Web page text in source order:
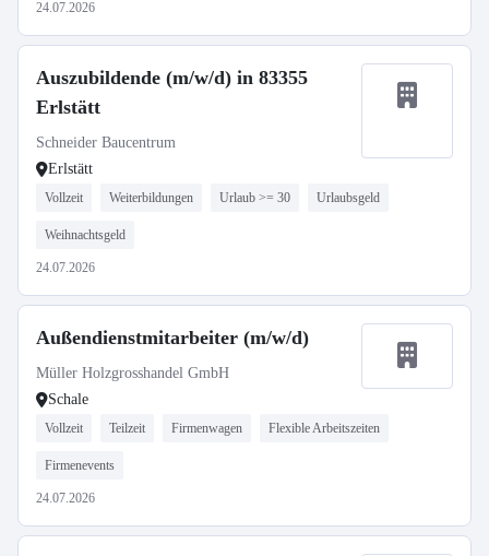
24.07.2026
Auszubildende (m/w/d) in 83355
Erlstätt
Schneider Baucentrum
Erlstätt
Vollzeit Weiterbildungen Urlaub >= 30 Urlaubsgeld
Weihnachtsgeld
24.07.2026
Außendienstmitarbeiter (m/w/d)
Müller Holzgrosshandel GmbH
Schale
Vollzeit Teilzeit Firmenwagen Flexible Arbeitszeiten
Firmenevents
24.07.2026